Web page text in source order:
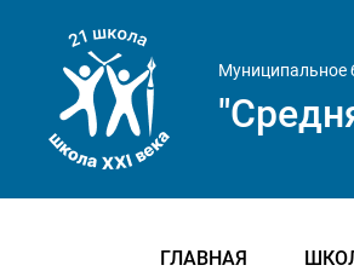
Муниципальное
ГЛАВНАЯ